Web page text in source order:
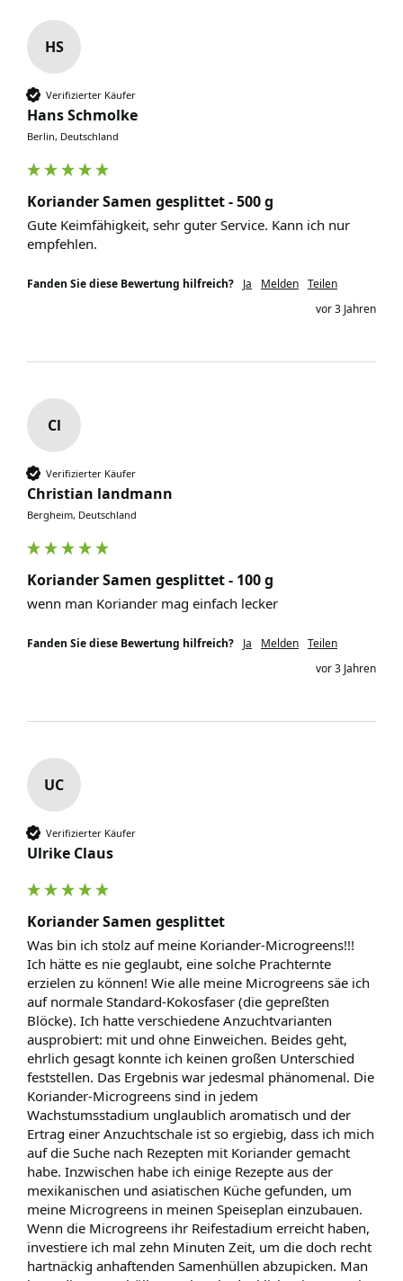
HS
Verifizierter Käufer
Hans Schmolke
Berlin, Deutschland
Koriander Samen gesplittet - 500 g
Gute Keimfähigkeit, sehr guter Service. Kann ich nur
empfehlen.
Fanden Sie diese Bewertung hilfreich? Ja Melden Teilen
vor 3 Jahren
Cl
Verifizierter Käufer
Christian landmann
Bergheim, Deutschland
Koriander Samen gesplittet - 100 g
wenn man Koriander mag einfach lecker
Fanden Sie diese Bewertung hilfreich? Ja Melden Teilen
vor 3 Jahren
UC
Verifizierter Käufer
Ulrike Claus
Koriander Samen gesplittet
Was bin ich stolz auf meine Koriander-Microgreens!!!
Ich hätte es nie geglaubt, eine solche Prachternte
erzielen zu können! Wie alle meine Microgreens säe ich
auf normale Standard-Kokosfaser (die gepreßten
Blöcke). Ich hatte verschiedene Anzuchtvarianten
ausprobiert: mit und ohne Einweichen. Beides geht,
ehrlich gesagt konnte ich keinen großen Unterschied
feststellen. Das Ergebnis war jedesmal phänomenal. Die
Koriander-Microgreens sind in jedem
Wachstumsstadium unglaublich aromatisch und der
Ertrag einer Anzuchtschale ist so ergiebig, dass ich mich
auf die Suche nach Rezepten mit Koriander gemacht
habe. Inzwischen habe ich einige Rezepte aus der
mexikanischen und asiatischen Küche gefunden, um
meine Microgreens in meinen Speiseplan einzubauen.
Wenn die Microgreens ihr Reifestadium erreicht haben,
investiere ich mal zehn Minuten Zeit, um die doch recht
hartnäckig anhaftenden Samenhüllen abzupicken. Man